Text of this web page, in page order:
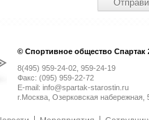
© Спортивное общество Спартак
8(495) 959-24-02, 959-24-19
Факс: (095) 959-22-72
E-mail: info@spartak-starostin.ru
г.Москва, Озерковская набережная,